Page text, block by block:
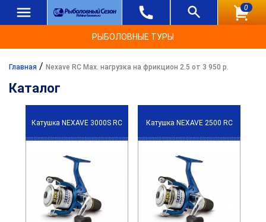
0
РЫБОЛОВНЫЕ ТУРЫ
Главная / Nexave RC Max. нагрузка на фрикцион 2.5 от 3 950 р.
Каталог
Катушка NEXAVE 3000S RC Катушка NEXAVE 2500 RC